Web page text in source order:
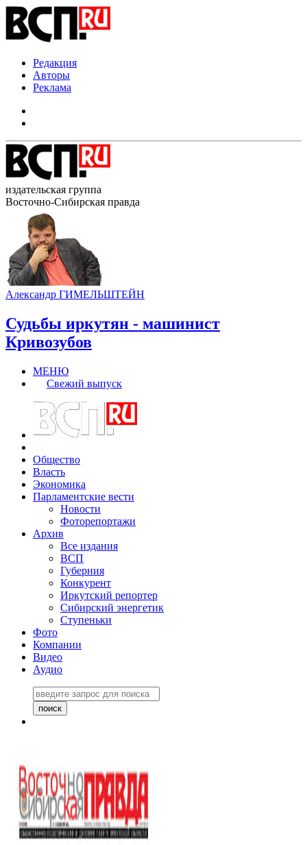
Редакция
Авторы
Реклама
издательская группа
Восточно-Сибирская правда
Александр ГИМЕЛЬШТЕЙН
Судьбы иркутян - машинист
Кривозубов
МЕНЮ
Свежий выпуск
Общество
Власть
Экономика
Парламентские вести
Новости
Фоторепортажи
Архив
Все издания
ВСП
Губерния
Конкурент
Иркутский репортер
Сибирский энергетик
Ступеньки
Фото
Компании
Видео
Аудио